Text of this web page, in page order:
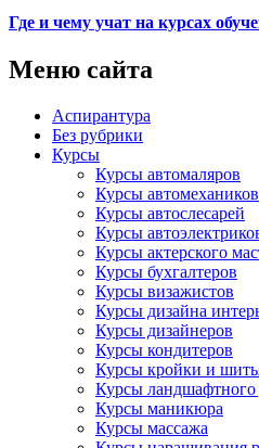
Где и чему учат на курсах
Меню сайта
Аспирантура
Без рубрики
Курсы
Курсы автомаляров
Курсы автомехаников
Курсы автослесарей
Курсы
Курсы актерского
Курсы бухгалтеров
Курсы визажистов
Курсы дизайна
Курсы дизайнеров
Курсы кондитеров
Курсы кройки и
Курсы ландшафтного
Курсы маникюра
Курсы массажа